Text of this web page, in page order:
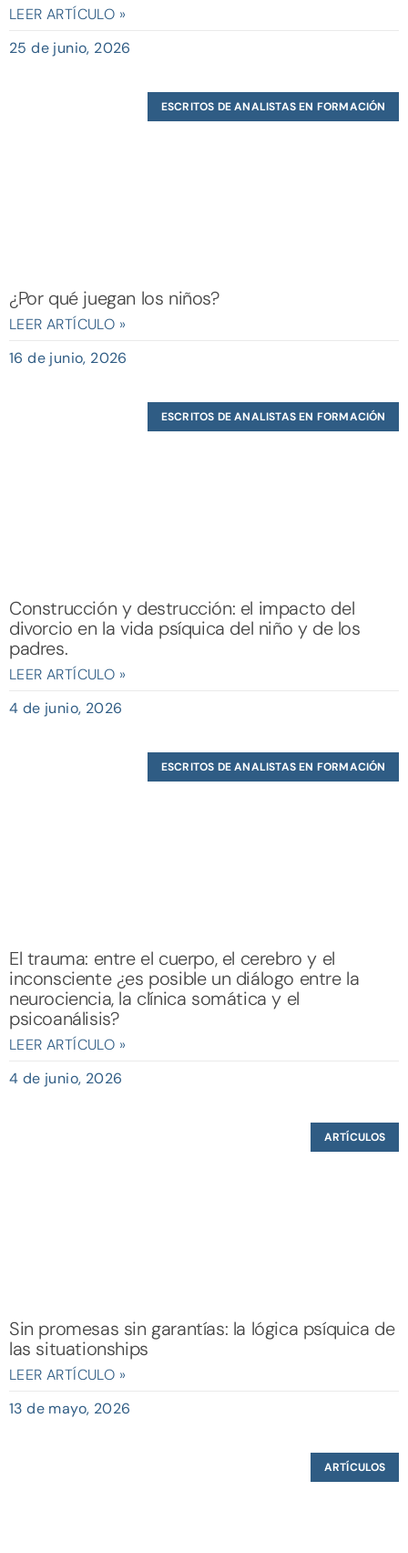
LEER ARTÍCULO »
25 de junio, 2026
ESCRITOS DE ANALISTAS EN FORMACIÓN
¿Por qué juegan los niños?
LEER ARTÍCULO »
16 de junio, 2026
ESCRITOS DE ANALISTAS EN FORMACIÓN
Construcción y destrucción: el impacto del
divorcio en la vida psíquica del niño y de los
padres.
LEER ARTÍCULO »
4 de junio, 2026
ESCRITOS DE ANALISTAS EN FORMACIÓN
El trauma: entre el cuerpo, el cerebro y el
inconsciente ¿es posible un diálogo entre la
neurociencia, la clínica somática y el
psicoanálisis?
LEER ARTÍCULO »
4 de junio, 2026
ARTÍCULOS
Sin promesas sin garantías: la lógica psíquica de
las situationships
LEER ARTÍCULO »
13 de mayo, 2026
ARTÍCULOS